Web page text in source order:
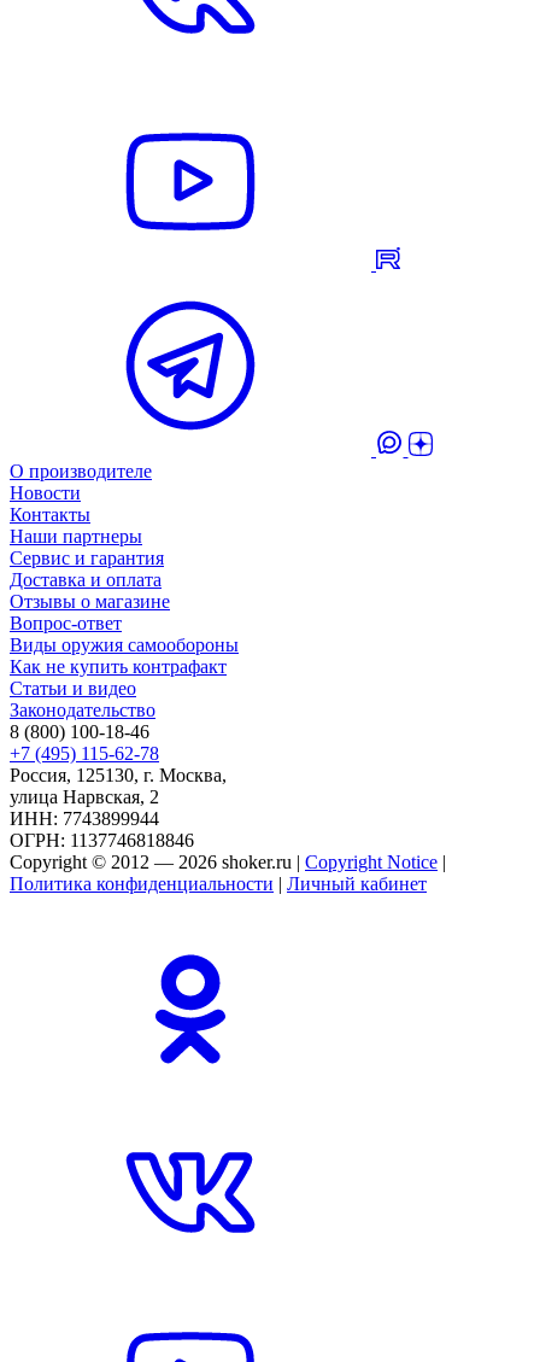
О производителе
Новости
Контакты
Наши партнеры
Сервис и гарантия
Доставка и оплата
Отзывы о магазине
Вопрос-ответ
Виды оружия самообороны
Как не купить контрафакт
Статьи и видео
Законодательство
8 (800) 100-18-46
+7 (495) 115-62-78
Россия, 125130, г. Москва,
улица Нарвская, 2
ИНН: 7743899944
ОГРН: 1137746818846
Copyright © 2012 — 2026 shoker.ru | Copyright Notice |
Политика конфиденциальности | Личный кабинет